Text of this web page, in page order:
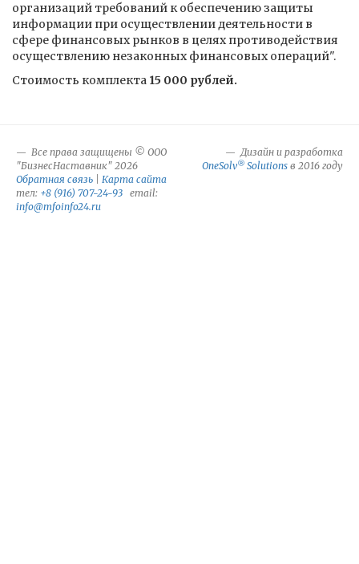
организаций требований к обеспечению защиты
информации при осуществлении деятельности в
сфере финансовых рынков в целях противодействия
осуществлению незаконных финансовых операций".
Стоимость комплекта 15 000 рублей.
Все права защищены © ООО
"БизнесНаставник" 2026
Обратная связь
Карта сайта
тел: +8 (916) 707-24-93 email:
info@mfoinfo24.ru
Дизайн и разработка
OneSolv® Solutions в 2016 году